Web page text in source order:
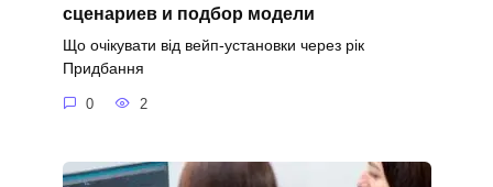
сценариев и подбор модели
Що очікувати від вейп-установки через рік
Придбання
0 2